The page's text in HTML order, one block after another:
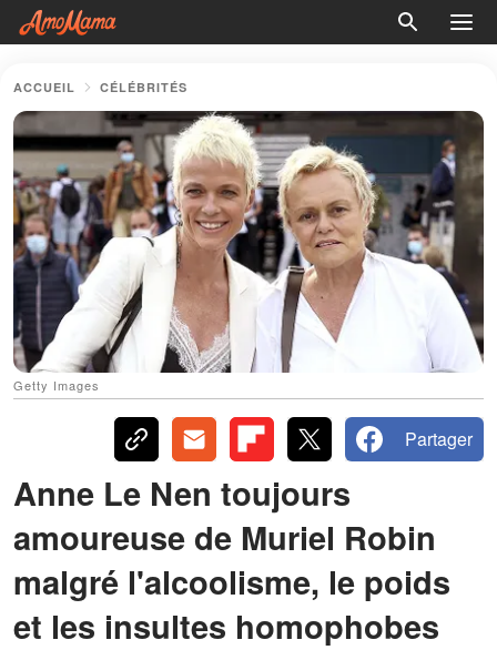
ACCUEIL CÉLÉBRITÉS
Getty Images
Partager
Anne Le Nen toujours
amoureuse de Muriel Robin
malgré l'alcoolisme, le poids
et les insultes homophobes